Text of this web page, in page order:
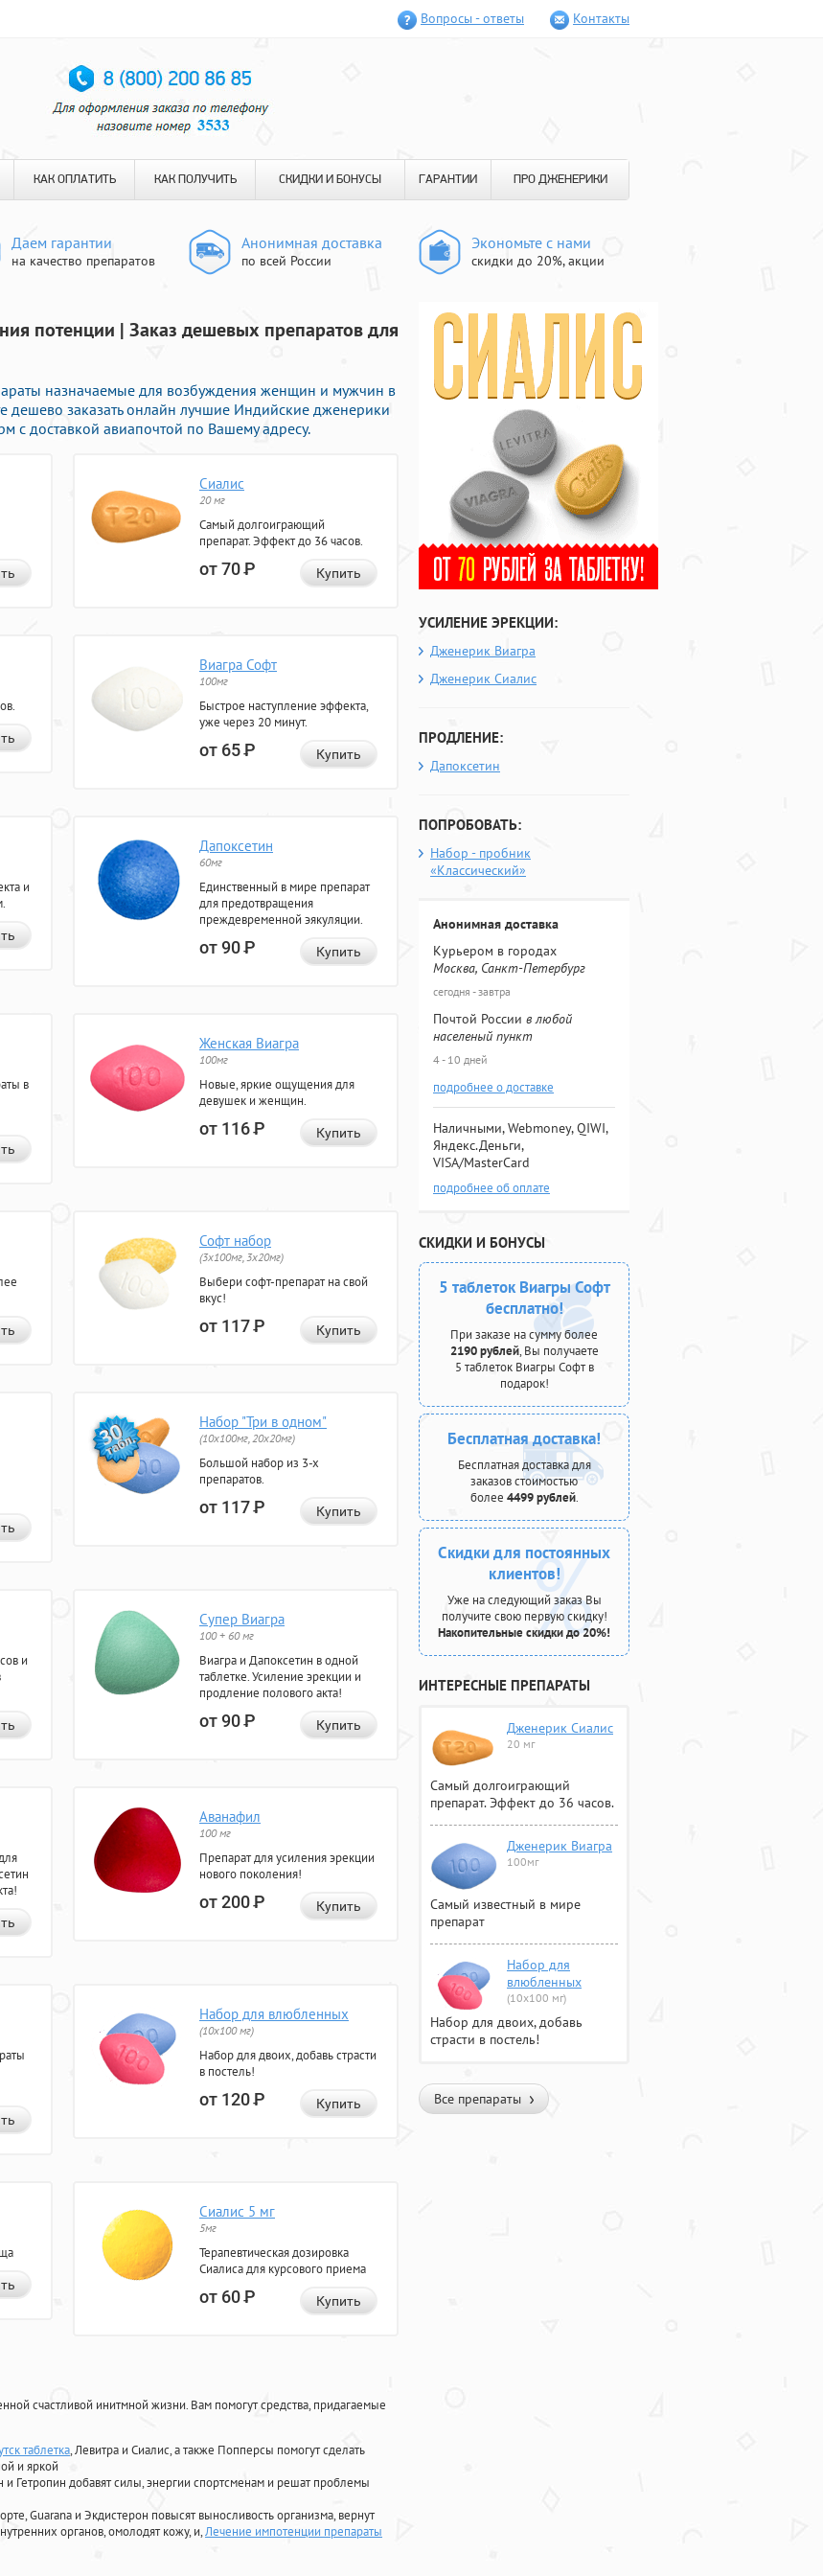
Вопросы - ответы Контакты
КАК ОПЛАТИТЬ КАК ПОЛУЧИТЬ СКИДКИ И БОНУСЫ ГАРАНТИИ ПРО ДЖЕНЕРИКИ
Даем гарантии
на качество препаратов
Анонимная доставка
по всей России
Экономьте с нами
скидки до 20%, акции
потенции | Заказ дешевых препаратов для
назначаемые для возбуждения женщин и мужчин в
дешево заказать онлайн лучшие Индийские дженерики
с доставкой авиапочтой по Вашему адресу.
Сиалис
20 мг
Самый долгоиграющий
препарат. Эффект до 36 часов.
от 70Р Купить
Виагра Софт
100мг
Быстрое наступление эффекта,
уже через 20 минут.
от 65Р Купить
и
Дапоксетин
60мг
Единственный в мире препарат
для предотвращения
преждевременной эякуляции.
от 90Р Купить
в
Женская Виагра
100мг
Новые, яркие ощущения для
девушек и женщин.
от 116Р Купить
Софт набор
(3x100мг, 3x20мг)
Выбери софт-препарат на свой
вкус!
от 117Р Купить
Набор "Три в одном"
(10x100мг, 20x20мг)
Большой набор из 3-х
препаратов.
от 117Р Купить
и
Супер Виагра
100 + 60 мг
Виагра и Дапоксетин в одной
таблетке. Усиление эрекции и
продление полового акта!
от 90Р Купить
Аванафил
100 мг
Препарат для усиления эрекции
нового поколения!
от 200Р Купить
Набор для влюбленных
(10х100 мг)
Набор для двоих, добавь страсти
в постель!
от 120Р Купить
Сиалис 5 мг
5мг
Терапевтическая дозировка
Сиалиса для курсового приема
от 60Р Купить
счастливой инитмной жизни. Вам помогут средства, придагаемые
таблетка, Левитра и Сиалис, а также Попперсы помогут сделать
и яркой
и Гетропин добавят силы, энергии спортсменам и решат проблемы
Guarana и Экдистерон повысят выносливость организма, вернут
органов, омолодят кожу, и,Лечение импотенции препараты
УСИЛЕНИЕ ЭРЕКЦИИ:
Дженерик Виагра
Дженерик Сиалис
ПРОДЛЕНИЕ:
Дапоксетин
ПОПРОБОВАТЬ:
Набор - пробник
«Классический»
Анонимная доставка
Курьером в городах
Москва, Санкт-Петербург
сегодня - завтра
Почтой России в любой
населеный пункт
4 - 10 дней
подробнее о доставке
Наличными, Webmoney, QIWI,
Яндекс.Деньги,
VISA/MasterCard
подробнее об оплате
СКИДКИ И БОНУСЫ
5 таблеток Виагры Софт
бесплатно!
При заказе на сумму более
2190 рублей, Вы получаете
5 таблеток Виагры Софт в
подарок!
Бесплатная доставка!
Бесплатная доставка для
заказов стоимостью
более 4499 рублей.
Скидки для постоянных
клиентов!
Уже на следующий заказ Вы
получите свою первую скидку!
Накопительные скидки до 20%!
ИНТЕРЕСНЫЕ ПРЕПАРАТЫ
Дженерик Сиалис
20 мг
Самый долгоиграющий
препарат. Эффект до 36 часов.
Дженерик Виагра
100мг
Самый известный в мире
препарат
Набор для
влюбленных
(10х100 мг)
Набор для двоих, добавь
страсти в постель!
Все препараты